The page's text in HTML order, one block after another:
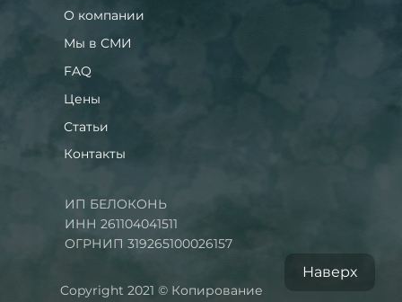
О компании
Мы в СМИ
FAQ
Цены
Статьи
Контакты
ИП БЕЛОКОНЬ
ИНН 261104041511
ОГРНИП 319265100026157
Copyright 2021 © Копирование
Наверх